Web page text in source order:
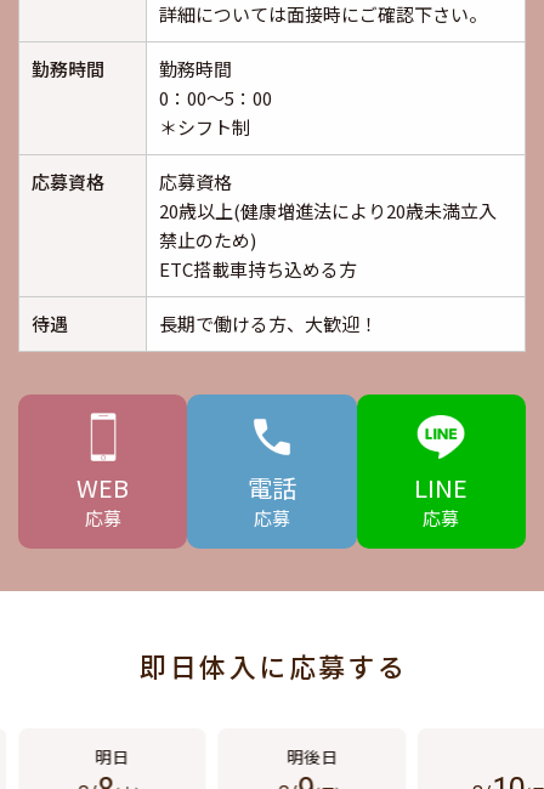
詳細については面接時にご確認下さい。
勤務時間
勤務時間
0：00～5：00
＊シフト制
応募資格
応募資格
20歳以上(健康増進法により20歳未満立入
禁止のため)
ETC搭載車持ち込める方
待遇 長期で働ける方、大歓迎！
WEB
応募
電話
応募
LINE
応募
即日体入に応募する